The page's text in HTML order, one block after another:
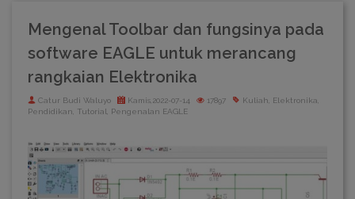
Mengenal Toolbar dan fungsinya pada
software EAGLE untuk merancang
rangkaian Elektronika
Catur Budi Waluyo Kamis,2022-07-14 17897
Kuliah, Elektronika,
Pendidikan, Tutorial, Pengenalan EAGLE